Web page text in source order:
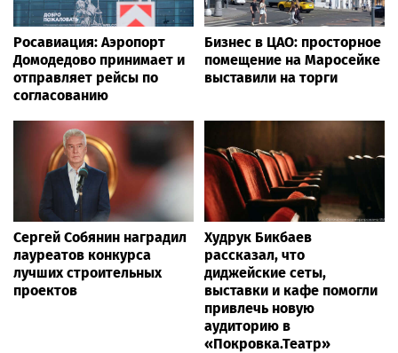
Росавиация: Аэропорт
Домодедово принимает и
отправляет рейсы по
согласованию
Бизнес в ЦАО: просторное
помещение на Маросейке
выставили на торги
Сергей Собянин наградил
лауреатов конкурса
лучших строительных
проектов
Худрук Бикбаев
рассказал, что
диджейские сеты,
выставки и кафе помогли
привлечь новую
аудиторию в
«Покровка.Театр»